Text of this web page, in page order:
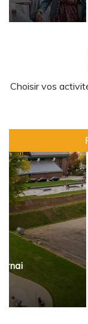
plus
Choisir vos
plus